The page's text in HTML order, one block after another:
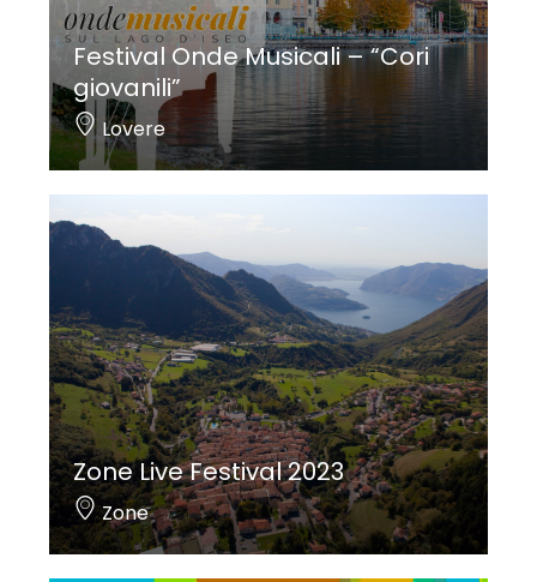
Festival Onde Musicali – “Cori
giovanili”
Lovere
Zone Live Festival 2023
Zone